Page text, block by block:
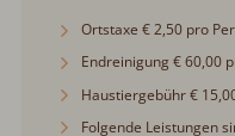
Ortstaxe € 2,50 pro
Endreinigung € 60,00
Haustiergebühr €
Folgende Leistungen